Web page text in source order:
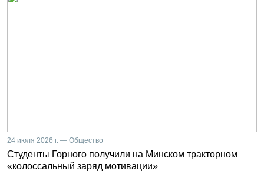
24 июля 2026 г. — Общество
Студенты Горного получили на Минском тракторном
«колоссальный заряд мотивации»